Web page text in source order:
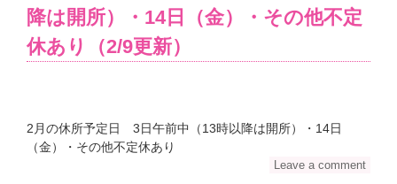
降は開所）・14日（金）・その他不定
休あり（2/9更新）
2月の休所予定日 3日午前中（13時以降は開所）・14日
（金）・その他不定休あり
Leave a comment